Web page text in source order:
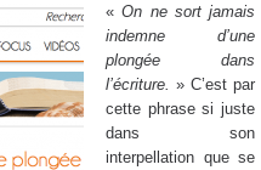
«On ne sort jamais
indemne d’une
plongée dans
l’écriture.» C’est par
cette phrase si juste
dans son
interpellation que se